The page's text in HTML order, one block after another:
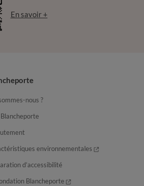
En savoir +
nous ?
environnementales
d’accessibilité
Blancheporte